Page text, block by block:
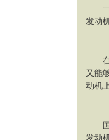
一
发动
在
又能
动机
国
发动